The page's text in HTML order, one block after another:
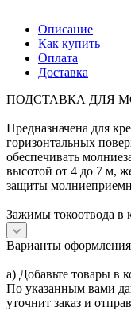
Описание
Как купить
Оплата
Доставка
ПОДСТАВКА ДЛЯ
Предназначена для
горизонтальных
обеспечивать
высотой от 4 до 7 м,
защиты
Зажимы токоотвода в
Варианты оформления
а) Добавьте товары в
По указанным вами
уточнит заказ и